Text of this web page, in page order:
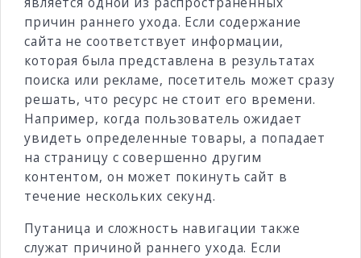
причин раннего ухода. Если содержание
сайта не соответствует информации,
которая была представлена в результатах
поиска или рекламе, посетитель может сразу
решать, что ресурс не стоит его времени.
Например, когда пользователь ожидает
увидеть определенные товары, а попадает
на страницу с совершенно другим
контентом, он может покинуть сайт в
течение нескольких секунд.
Путаница и сложность навигации также
служат причиной раннего ухода. Если